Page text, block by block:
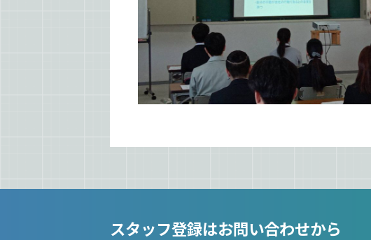
スタッフ登録はお問い合わせから